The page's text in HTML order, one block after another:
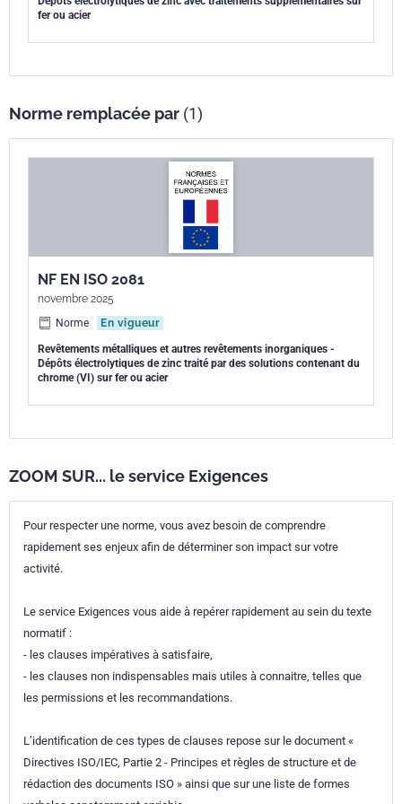
fer ou acier
Norme remplacée par (1)
NF EN ISO 2081
novembre 2025
Norme
En vigueur
Revêtements métalliques et autres revêtements inorganiques -
Dépôts électrolytiques de zinc traité par des solutions contenant du
chrome (VI) sur fer ou acier
ZOOM SUR... le service Exigences
Pour respecter une norme, vous avez besoin de comprendre
rapidement ses enjeux afin de déterminer son impact sur votre
activité.
Le service Exigences vous aide à repérer rapidement au sein du texte
normatif :
- les clauses impératives à satisfaire,
- les clauses non indispensables mais utiles à connaitre, telles que
les permissions et les recommandations.
L’identification de ces types de clauses repose sur le document «
Directives ISO/IEC, Partie 2 - Principes et règles de structure et de
rédaction des documents ISO » ainsi que sur une liste de formes